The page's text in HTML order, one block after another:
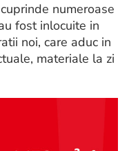
numeroase
fost inlocuite in
noi, care aduc in
materiale la zi